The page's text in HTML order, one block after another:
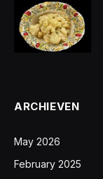
ARCHIEVEN
May 2026
February 2025